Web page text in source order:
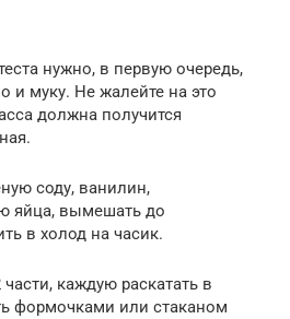
нужно, в первую очередь,
и муку. Не жалейте на это
должна получится
соду, ванилин,
яйца, вымешать до
в холод на часик.
каждую раскатать в
формочками или стаканом